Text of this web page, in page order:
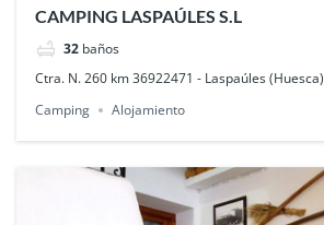
CAMPING LASPAÚLES S.L
32 baños
Ctra. N. 260 km 36922471 - Laspaúles (Huesca)
Camping
Alojamiento